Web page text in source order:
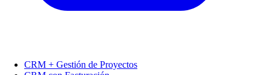
CRM + Gestión de Proyectos